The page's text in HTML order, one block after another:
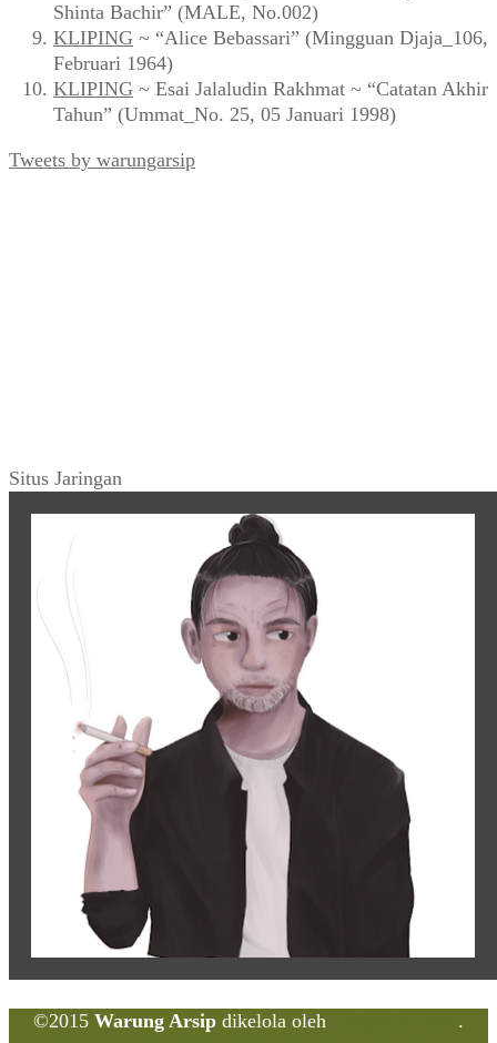
Shinta Bachir” (MALE, No.002)
KLIPING ~ “Alice Bebassari” (Mingguan Djaja_106,
Februari 1964)
KLIPING ~ Esai Jalaludin Rakhmat ~ “Catatan Akhir
Tahun” (Ummat_No. 25, 05 Januari 1998)
Tweets by warungarsip
Situs Jaringan
©2015 Warung Arsip dikelola oleh
.